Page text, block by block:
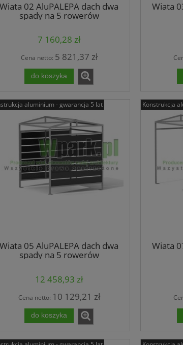
Wiata 02 AluPALEPA dach dwa
spady na 5 rowerów
7 160,28 zł
Cena netto: 5 821,37 zł
do koszyka
Wiata
Wiata 05 AluPALEPA dach dwa
spady na 5 rowerów
12 458,93 zł
Cena netto: 10 129,21 zł
do koszyka
aluminium - gwarancja 5 lat
Wiata
Konstrukcja